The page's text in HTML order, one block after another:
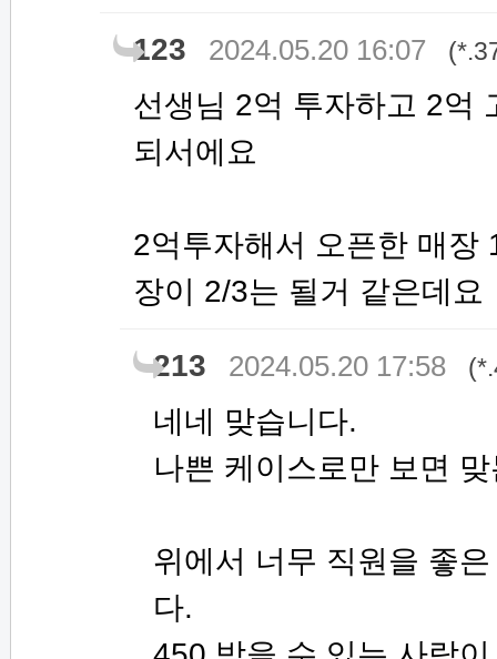
123 2024.05.20 16:07
선생님 2억 투자하고 2억
되서에요
2억투자해서 오픈한 매장
장이 2/3는 될거 같은데요
213 2024.05.20 17:58
네네 맞습니다.
나쁜 케이스로만 보면
위에서 너무 직원을 좋
다.